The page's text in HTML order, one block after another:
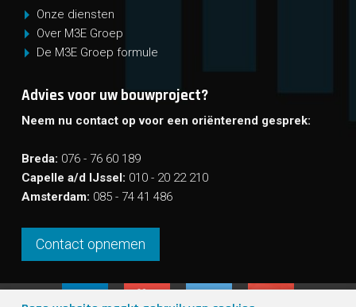
Onze diensten
Over M3E Groep
De M3E Groep formule
Advies voor uw bouwproject?
Neem nu contact op voor een oriënterend gesprek:
Breda: 076 - 76 60 189
Capelle a/d IJssel: 010 - 20 22 210
Amsterdam: 085 - 74 41 486
Contact opnemen